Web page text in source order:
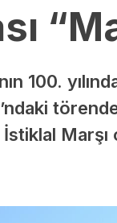
100.
Marşı